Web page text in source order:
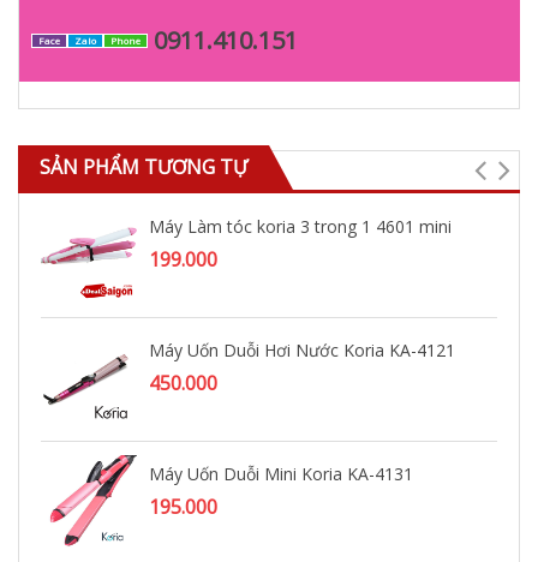
Face Zalo Phone 0911.410.151
SẢN PHẨM TƯƠNG TỰ
Máy Làm tóc koria 3 trong 1 4601 mini
199.000
Máy Uốn Duỗi Hơi Nước Koria KA-4121
450.000
Máy Uốn Duỗi Mini Koria KA-4131
195.000